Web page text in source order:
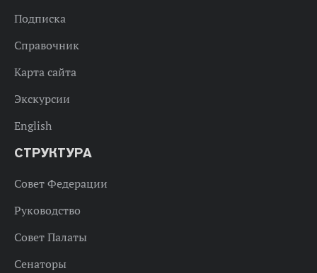
Подписка
Справочник
Карта сайта
Экскурсии
English
СТРУКТУРА
Совет Федерации
Руководство
Совет Палаты
Сенаторы